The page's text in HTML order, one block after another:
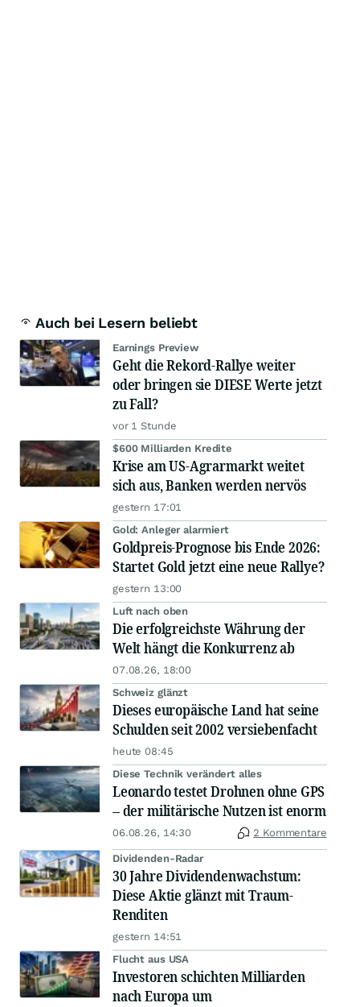
Auch bei Lesern beliebt
Earnings Preview
Geht die Rekord-Rallye weiter
oder bringen sie DIESE Werte jetzt
zu Fall?
vor 1 Stunde
$600 Milliarden Kredite
Krise am US-Agrarmarkt weitet
sich aus, Banken werden nervös
gestern 17:01
Gold: Anleger alarmiert
Goldpreis-Prognose bis Ende 2026:
Startet Gold jetzt eine neue Rallye?
gestern 13:00
Luft nach oben
Die erfolgreichste Währung der
Welt hängt die Konkurrenz ab
07.08.26, 18:00
Schweiz glänzt
Dieses europäische Land hat seine
Schulden seit 2002 versiebenfacht
heute 08:45
Diese Technik verändert alles
Leonardo testet Drohnen ohne GPS
– der militärische Nutzen ist enorm
06.08.26, 14:30 2 Kommentare
Dividenden-Radar
30 Jahre Dividendenwachstum:
Diese Aktie glänzt mit Traum-
Renditen
gestern 14:51
Flucht aus USA
Investoren schichten Milliarden
nach Europa um